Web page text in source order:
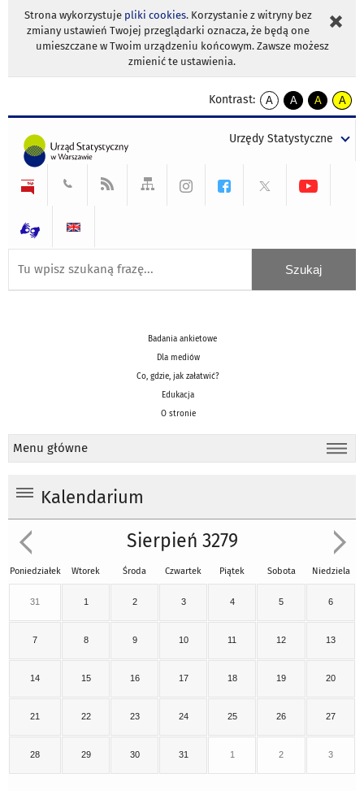
Strona wykorzystuje pliki cookies. Korzystanie z witryny bez
zmiany ustawień Twojej przeglądarki oznacza, że będą one
umieszczane w Twoim urządzeniu końcowym. Zawsze możesz
zmienić te ustawienia.
Kontrast:
A
kontrast
A
kontrast
tekst
czarnym
A
kontrast
tekst
czarnym
A
tekst
żółtym
Urzędy Statystyczne
Badania ankietowe
Dla mediów
Co, gdzie, jak załatwić?
Edukacja
O stronie
Menu główne
Kalendarium
Sierpień 3279
Poniedziałek Wtorek Środa Czwartek Piątek Sobota Niedziela
31 1 2 3 4 5 6
7 8 9 10 11 12 13
14 15 16 17 18 19 20
21 22 23 24 25 26 27
28 29 30 31 1 2 3